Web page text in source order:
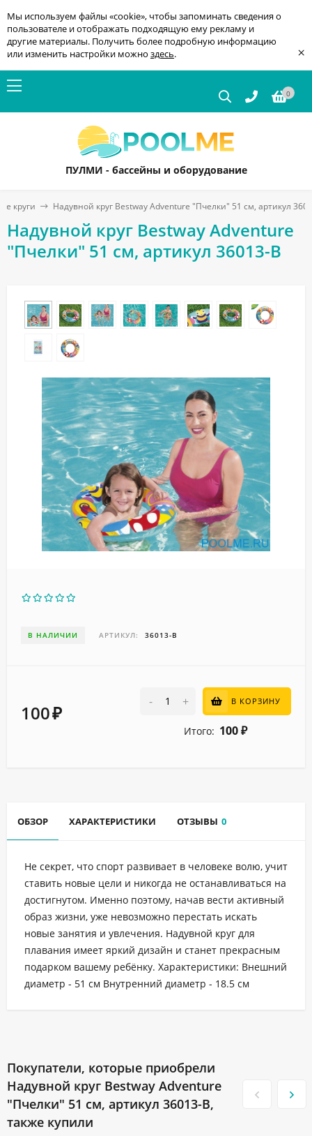
Мы используем файлы «cookie», чтобы запоминать сведения о
пользователе и отображать подходящую ему рекламу и
другие материалы. Получить более подробную информацию
или изменить настройки можно здесь. ×
0
ПУЛМИ - бассейны и оборудование
круги Надувной круг Bestway Adventure "Пчелки" 51 см, артикул
Надувной круг Bestway Adventure
"Пчелки" 51 см, артикул 36013-B
В НАЛИЧИИ АРТИКУЛ: 36013-B
100₽
- + В КОРЗИНУ
Итого: 100 ₽
ОБЗОР ХАРАКТЕРИСТИКИ ОТЗЫВЫ 0
Не секрет, что спорт развивает в человеке волю, учит
ставить новые цели и никогда не останавливаться на
достигнутом. Именно поэтому, начав вести активный
образ жизни, уже невозможно перестать искать
новые занятия и увлечения. Надувной круг для
плавания имеет яркий дизайн и станет прекрасным
подарком вашему ребёнку. Характеристики: Внешний
диаметр - 51 см Внутренний диаметр - 18.5 см
Покупатели, которые приобрели
Надувной круг Bestway Adventure
"Пчелки" 51 см, артикул 36013-B,
также купили